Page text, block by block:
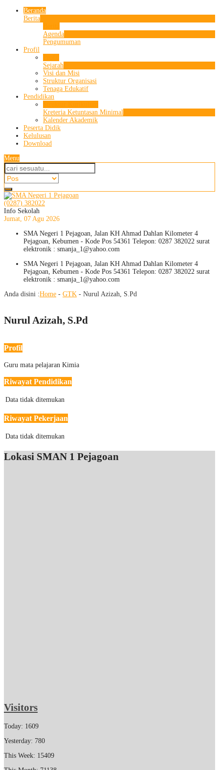
Beranda
Berita
Agenda
Pengumuman
Profil
Sejarah
Visi dan Misi
Struktur Organisasi
Tenaga Edukatif
Pendidikan
Kreteria Ketuntasan Minimal
Kalender Akademik
Peserta Didik
Kelulusan
Download
Menu
(0287) 382022
Info Sekolah
Jumat, 07 Agu 2026
SMA Negeri 1 Pejagoan, Jalan KH Ahmad Dahlan Kilometer 4
Pejagoan, Kebumen - Kode Pos 54361 Telepon: 0287 382022 surat
elektronik : smanja_1@yahoo.com
SMA Negeri 1 Pejagoan, Jalan KH Ahmad Dahlan Kilometer 4
Pejagoan, Kebumen - Kode Pos 54361 Telepon: 0287 382022 surat
elektronik : smanja_1@yahoo.com
Anda disini :Home - GTK - Nurul Azizah, S.Pd
Nurul Azizah, S.Pd
Profil
Guru mata pelajaran Kimia
Riwayat Pendidikan
Data tidak ditemukan
Riwayat Pekerjaan
Data tidak ditemukan
Lokasi SMAN 1 Pejagoan
Visitors
Today: 1609
Yesterday: 780
This Week: 15409